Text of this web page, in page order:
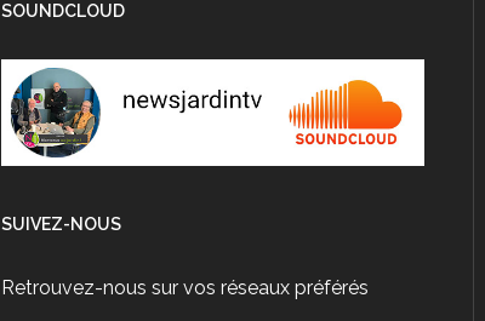
SOUNDCLOUD
SUIVEZ-NOUS
Retrouvez-nous sur vos réseaux préférés